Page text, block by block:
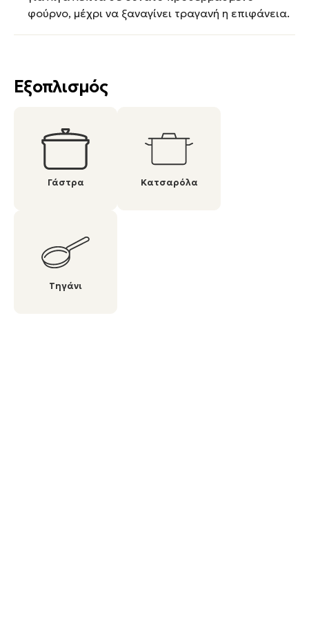
Εξοπλισμός
Γάστρα Κατσαρόλα
Τηγάνι
φούρνο, μέχρι να ξαναγίνει τραγανή η επιφάνεια.